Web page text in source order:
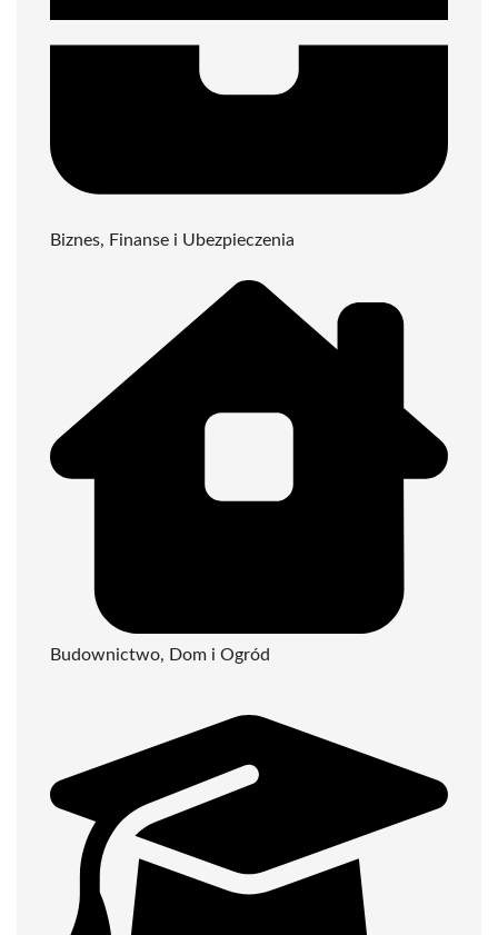
Biznes, Finanse i Ubezpieczenia
Budownictwo, Dom i Ogród